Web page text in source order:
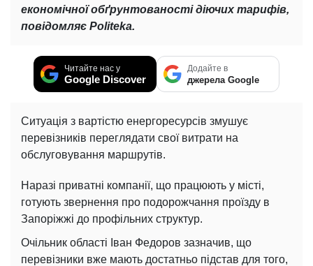
економічної обґрунтованості діючих тарифів,
повідомляє Politeka.
Читайте нас у
Google Discover
Додайте в
джерела Google
Ситуація з вартістю енергоресурсів змушує
перевізників переглядати свої витрати на
обслуговування маршрутів.
Наразі приватні компанії, що працюють у місті,
готують звернення про подорожчання проїзду в
Запоріжжі до профільних структур.
Очільник області Іван Федоров зазначив, що
перевізники вже мають достатньо підстав для того,